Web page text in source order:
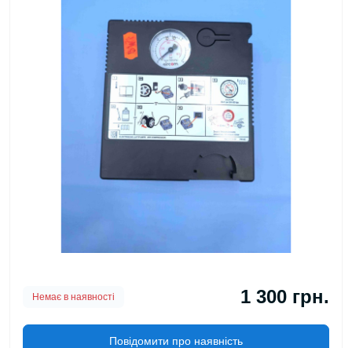
Немає в наявності 1 300 грн.
Повідомити про наявність